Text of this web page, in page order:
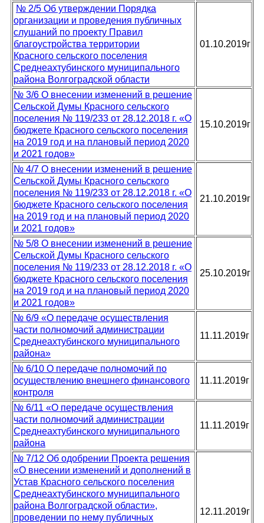
№ 2/5 Об утверждении Порядка
организации и проведения публичных
слушаний по проекту Правил
благоустройства территории
Красного сельского поселения
Среднеахтубинского муниципального
района Волгоградской области
01.10.2019г
№ 3/6 О внесении изменений в решение
Сельской Думы Красного сельского
поселения № 119/233 от 28.12.2018 г. «О
бюджете Красного сельского поселения
на 2019 год и на плановый период 2020
и 2021 годов»
15.10.2019г
№ 4/7 О внесении изменений в решение
Сельской Думы Красного сельского
поселения № 119/233 от 28.12.2018 г. «О
бюджете Красного сельского поселения
на 2019 год и на плановый период 2020
и 2021 годов»
21.10.2019г
№ 5/8 О внесении изменений в решение
Сельской Думы Красного сельского
поселения № 119/233 от 28.12.2018 г. «О
бюджете Красного сельского поселения
на 2019 год и на плановый период 2020
и 2021 годов»
25.10.2019г
№ 6/9 «О передаче осуществления
части полномочий администрации
Среднеахтубинского муниципального
района»
11.11.2019г
№ 6/10 О передаче полномочий по
осуществлению внешнего финансового
контроля
11.11.2019г
№ 6/11 «О передаче осуществления
части полномочий администрации
Среднеахтубинского муниципального
района
11.11.2019г
№ 7/12 Об одобрении Проекта решения
«О внесении изменений и дополнений в
Устав Красного сельского поселения
Среднеахтубинского муниципального
района Волгоградской области»,
проведении по нему публичных
12.11.2019г